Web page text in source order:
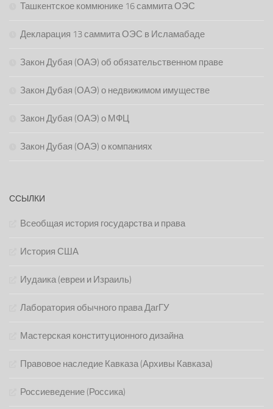
Ташкентское коммюнике 16 саммита ОЭС
Декларация 13 саммита ОЭС в Исламабаде
Закон Дубая (ОАЭ) об обязательственном праве
Закон Дубая (ОАЭ) о недвижимом имуществе
Закон Дубая (ОАЭ) о МФЦ
Закон Дубая (ОАЭ) о компаниях
ССЫЛКИ
Всеобщая история государства и права
История США
Иудаика (евреи и Израиль)
Лаборатория обычного права ДагГУ
Мастерская конституционного дизайна
Правовое наследие Кавказа (Архивы Кавказа)
Россиеведение (Россика)